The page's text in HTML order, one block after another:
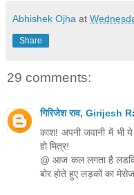
Abhishek Ojha at
Share
29 comments:
गिरिजेश राव, Girijesh
काश! अपनी जवानी में भी
हो मित्र!
@ आज कल लगता है
बोर होते हुए लड़कों का